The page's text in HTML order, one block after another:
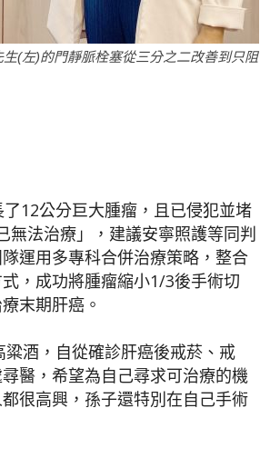
聞
(左)的門靜脈栓塞從三分之二改善到只阻
12公分巨大腫瘤，且已侵犯並堵
無法治療」，建議安寧照護等同判
運用多專科合併治療策略，整合
，成功將腫瘤縮小1/3後手術切
末期肝癌。
酒，自從確診肝癌後戒菸、戒
醫，希望為自己尋求可治療的機
很高興，孫子還特別在自己手術